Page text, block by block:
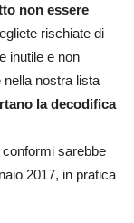
non essere
rischiate di
inutile e non
nostra lista
la decodifica
sarebbe
2017, in pratica